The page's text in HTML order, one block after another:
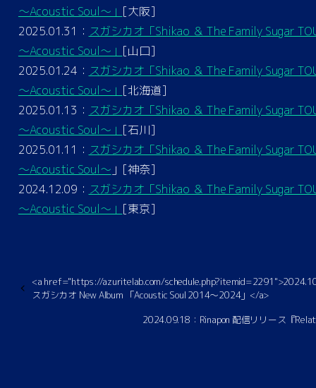
～Acoustic Soul～」 [大阪]
2025.01.31： スガシカオ「Shikao ＆ The Family Sugar
～Acoustic Soul～」 [⼭⼝]
2025.01.24： スガシカオ「Shikao ＆ The Family Sugar
～Acoustic Soul～」 [北海道]
2025.01.13： スガシカオ「Shikao ＆ The Family Sugar
～Acoustic Soul～」 [石川]
2025.01.11： スガシカオ「Shikao ＆ The Family Sugar
～Acoustic Soul～ 」[神奈]
2024.12.09： スガシカオ「Shikao ＆ The Family Sugar
～Acoustic Soul～」 [東京]
<a href="https://azuritelab.com/
スガシカオ New Album 「Acoustic Soul 2014〜2024」</a>
2024.09.18：Rinapon 配信リリース『